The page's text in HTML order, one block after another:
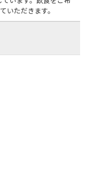
いただきます。